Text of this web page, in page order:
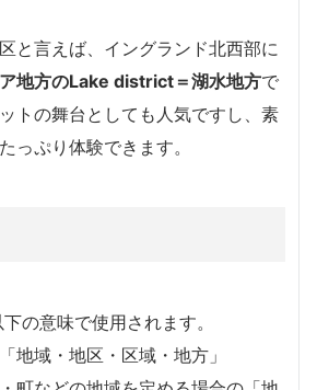
と言えば、イングランド北西部に
地方のLake district＝湖水地方で
トの舞台としても人気ですし、素
っぷり体験できます。
の意味で使用されます。
地域・地区・区域・地方」